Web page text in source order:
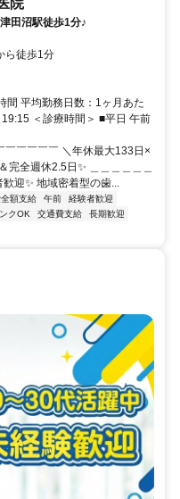
田沼駅徒歩1分♪
ら徒歩1分
間 平均勤務日数：1ヶ月あた
＜診療時間＞ ■平日 午前
￣￣￣￣ ＼年休最大133日×
全週休2.5日✨ ＿＿＿＿＿＿
迎✨ 地域密着型の歯...
額支給 午前
経験者歓迎
クOK 交通費支給
長期歓迎